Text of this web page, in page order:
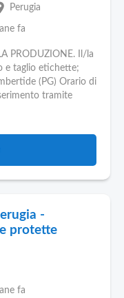
Perugia
fa
PRODUZIONE. Il/la
e taglio etichette;
(PG) Orario di
tramite
-
protette
fa